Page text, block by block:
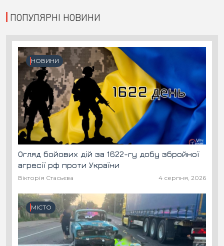
ПОПУЛЯРНІ НОВИНИ
НОВИНИ
Огляд бойових дій за 1622-гу добу збройної
агресії рф проти України
Вікторія Стасьєва 4 серпня, 2026
МІСТО